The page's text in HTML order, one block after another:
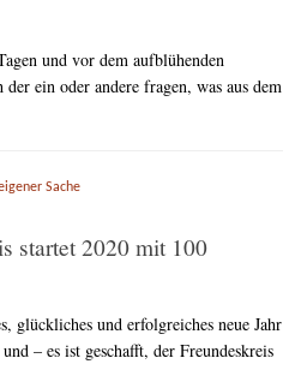
und vor dem aufblühenden
ein oder andere fragen, was aus dem
Sache
startet 2020 mit 100
glückliches und erfolgreiches neue Jahr
– es ist geschafft, der Freundeskreis